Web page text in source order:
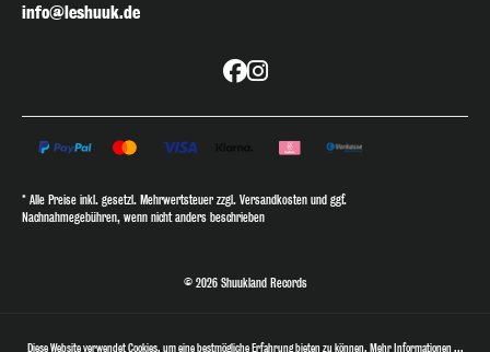
info@leshuuk.de
© 2026 Shuukland Records
* Alle Preise inkl. gesetzl. Mehrwertsteuer zzgl. Versandkosten und ggf.
Nachnahmegebühren, wenn nicht anders beschrieben
Diese Website verwendet Cookies, um eine bestmögliche Erfahrung bieten zu können. Mehr Informationen ...